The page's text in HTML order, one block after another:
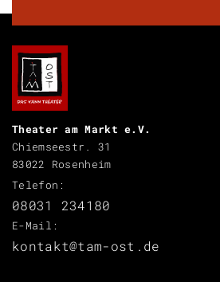
Theater am Markt e.V.
Chiemseestr. 31
83022 Rosenheim
Telefon:
08031 234180
E-Mail:
kontakt@tam-ost.de